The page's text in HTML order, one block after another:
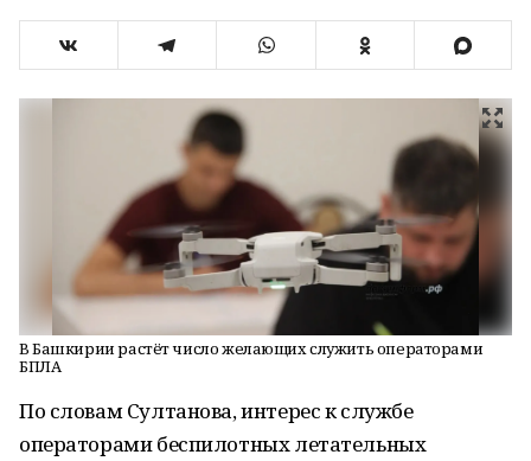
В Башкирии растёт число желающих служить операторами
БПЛА
По словам Султанова, интерес к службе
операторами беспилотных летательных